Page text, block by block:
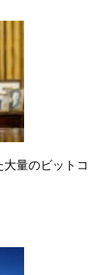
量のビットコ